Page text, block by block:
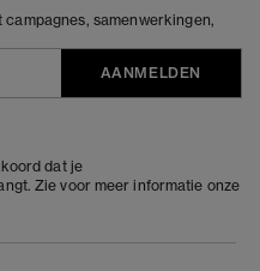
samenwerkingen,
AANMELDEN
dat je
Zie voor meer informatie onze